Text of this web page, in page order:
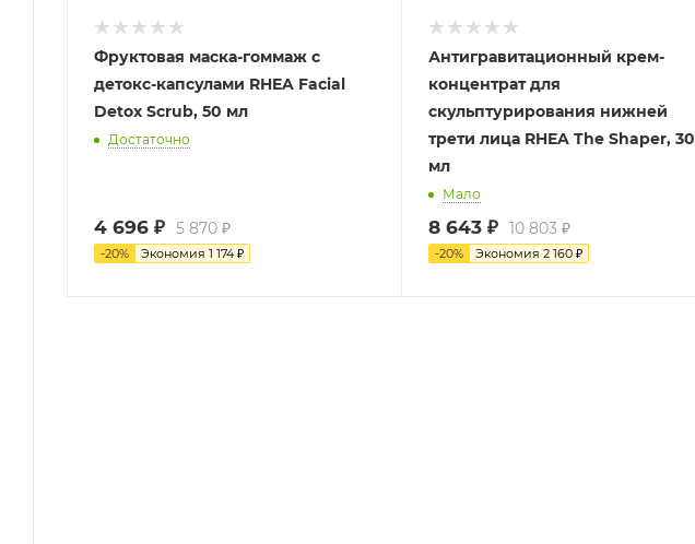
Фруктовая маска-гоммаж с
детокс-капсулами RHEA Facial
Detox Scrub, 50 мл
Достаточно
4 696 ₽ 5 870 ₽
-20% Экономия 1 174 ₽
Антигравитационный крем-
концентрат для
скульптурирования нижней
трети лица RHEA The Shaper, 30
мл
Мало
8 643₽ 10 803 ₽
-20% Экономия 2 160₽